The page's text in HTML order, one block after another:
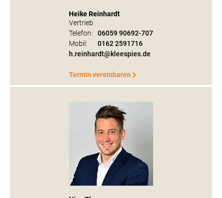
Heike Reinhardt
Vertrieb
Telefon:
06059 90692-707
Mobil:
0162 2591716
h.reinhardt@kleespies.de
Termin vereinbaren